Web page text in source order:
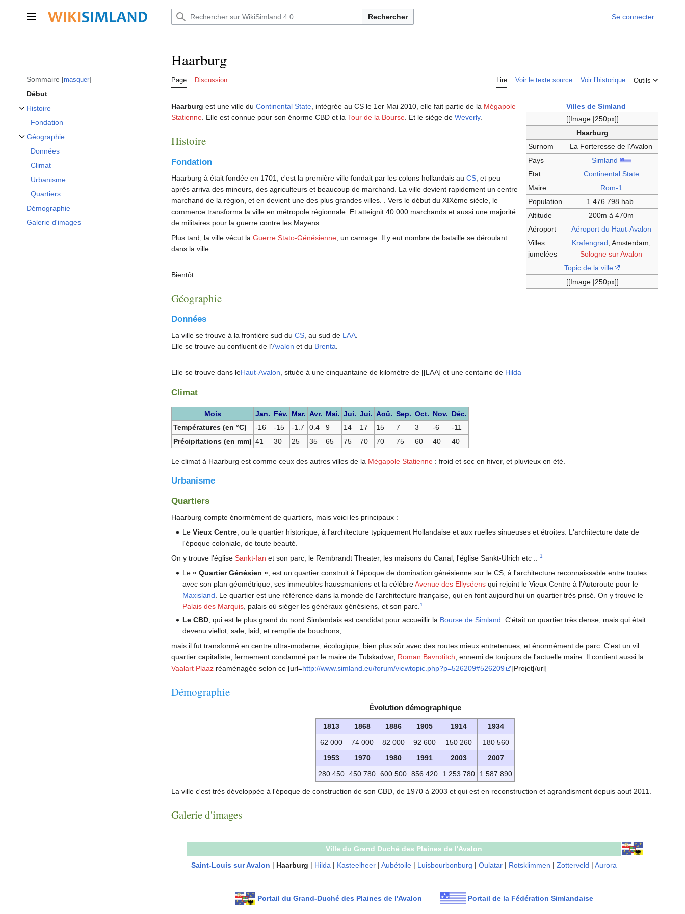
contenu Menu principal Rechercher Se connecter
Sommaire masquer
Début
Histoire
Fondation
Géographie
Afficher / masquer la sous-section Géographie
Données
Climat
Urbanisme
Quartiers
Démographie
Galerie d'images
Haarburg
Page Discussion Lire Voir le texte source Voir l’historique Outils
[[Image:|250px]]
Villes de Simland
Haarburg
Surnom
La Forteresse de l'Avalon
Pays
Simland
Etat
Continental State
Maire
Rom-1
Population
1.476.798 hab.
Altitude
200m à 470m
Aéroport
Aéroport du Haut-Avalon
Villes
jumelées
Krafengrad , Amsterdam,
Sologne sur Avalon
Topic de la ville
[[Image:|250px]]
Haarburg est une ville du Continental State , intégrée au CS le 1er Mai 2010, elle fait partie de la Mégapole
Statienne . Elle est connue pour son énorme CBD et la Tour de la Bourse . Et le siège de Weverly.
Histoire
Fondation
Haarburg à était fondée en 1701, c'est la première ville fondait par les colons hollandais au CS , et peu
après arriva des mineurs, des agriculteurs et beaucoup de marchand. La ville devient rapidement un centre
marchand de la région, et en devient une des plus grandes villes. . Vers le début du XIXème siècle, le
commerce transforma la ville en métropole régionnale. Et atteignit 40.000 marchands et aussi une majorité
de militaires pour la guerre contre les Mayens.
Plus tard, la ville vécut la Guerre Stato-Génésienne , un carnage. Il y eut nombre de bataille se déroulant
dans la ville.
Bientôt..
Géographie
Données
La ville se trouve à la frontière sud du CS, au sud de LAA.
Elle se trouve au confluent de l'Avalon et du Brenta.
.
Elle se trouve dans leHaut-Avalon, située à une cinquantaine de kilomètre de [[LAA] et une centaine de Hilda
Climat
Mois Jan. Fév. Mar. Avr. Mai. Jui. Jui. Aoû. Sep. Oct. Nov. Déc.
Températures (en °C)
-16 -15 -1.7 0.4 9 14 17 15 7 3 -6
-11
Précipitations (en mm) 41 30 25 35 65 75 70 70 75 60 40 40
Le climat à Haarburg est comme ceux des autres villes de la Mégapole Statienne : froid et sec en hiver, et pluvieux en été.
Urbanisme
Quartiers
Haarburg compte énormément de quartiers, mais voici les principaux :
LeVieux Centre , ou le quartier historique, à l'architecture typiquement Hollandaise et aux ruelles sinueuses et étroites. L'architecture date de
l'époque coloniale, de toute beauté.
On y trouve l'église Sankt-Ian et son parc, le Rembrandt Theater, les maisons du Canal, l'église Sankt-Ulrich etc .. 1
Le« Quartier Génésien » , est un quartier construit à l'époque de domination génésienne sur le CS, à l'architecture reconnaissable entre toutes
avec son plan géométrique, ses immeubles haussmaniens et la célèbreAvenue des Ellyséens qui rejoint le Vieux Centre à l'Autoroute pour le
Maxisland . Le quartier est une référence dans la monde de l'architecture française, qui en font aujourd'hui un quartier très prisé. On y trouve le
Palais des Marquis , palais où siéger les généraux génésiens, et son parc.1
Le CBD , qui est le plus grand du nord Simlandais est candidat pour accueillir la Bourse de Simland . C'était un quartier très dense, mais qui était
devenu viellot, sale, laid, et remplie de bouchons,
mais il fut transformé en centre ultra-moderne, écologique, bien plus sûr avec des routes mieux entretenues, et énormément de parc. C'est un vil
quartier capitaliste, fermement condamné par le maire de Tulskadvar, Roman Bavrotitch , ennemi de toujours de l'actuelle maire. Il contient aussi la
Vaalart Plaaz réaménagée selon ce [url=http://www.simland.eu/forum/viewtopic.php?p=526209#526209 ]Projet[/url]
Démographie
Évolution démographique
1813 1868 1886 1905 1914
1934
62 000
74 000 82 000 92 600 150 260
180 560
1953
1970 1980 1991 2003
2007
280 450 450 780 600 500 856 420 1 253 780 1 587 890
La ville c'est très développée à l'époque de construction de son CBD, de 1970 à 2003 et qui est en reconstruction et agrandisment depuis aout 2011.
Galerie d'images
Ville du Grand Duché des Plaines de l'Avalon
Saint-Louis sur Avalon | Haarburg | Hilda | Kasteelheer| Aubétoile| Luisbourbonburg | Oulatar| Rotsklimmen | Zotterveld | Aurora
Portail du Grand-Duché des Plaines de l'Avalon Portail de la Fédération Simlandaise